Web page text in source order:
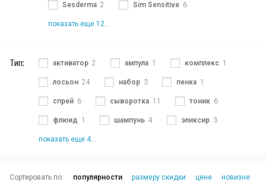
Sesderma 2 Sim Sensitive 6
показать еще 12...
Тип: активатор 2 ампула 1 комплекс 1
лосьон 24 набор 3 пенка 1
спрей 6 сыворотка 11 тоник 6
флюид 1 шампунь 4 эликсир 3
показать еще 4...
Сортировать по: популярности размеру скидки цене новизне